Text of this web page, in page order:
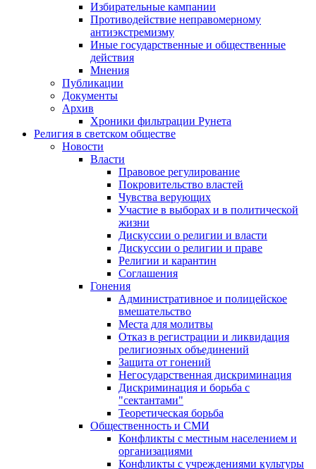
Избирательные кампании
Противодействие неправомерному
антиэкстремизму
Иные государственные и общественные
действия
Мнения
Публикации
Документы
Архив
Хроники фильтрации Рунета
Религия в светском обществе
Новости
Власти
Правовое регулирование
Покровительство властей
Чувства верующих
Участие в выборах и в политической
жизни
Дискуссии о религии и власти
Дискуссии о религии и праве
Религии и карантин
Соглашения
Гонения
Административное и полицейское
вмешательство
Места для молитвы
Отказ в регистрации и ликвидация
религиозных объединений
Защита от гонений
Негосударственная дискриминация
Дискриминация и борьба с
"сектантами"
Теоретическая борьба
Общественность и СМИ
Конфликты с местным населением и
организациями
Конфликты с учреждениями культуры